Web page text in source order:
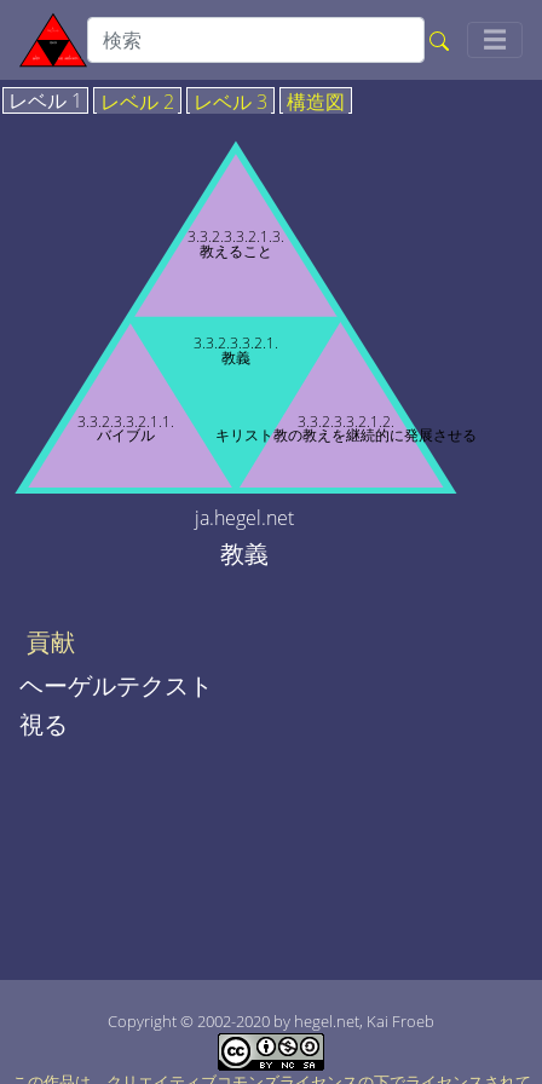
☰
レベル 1 レベル 2 レベル 3 構造図
3.3.2.3.3.2.1.
教義
3.3.2.3.3.2.1.1.
バイブル
3.3.2.3.3.2.1.2.
キリスト教の教えを継続的に発展させる
3.3.2.3.3.2.1.3.
教えること
ja.hegel.net
教義
貢献
ヘーゲルテクスト
視る
Copyright © 2002-2020 by hegel.net, Kai Froeb